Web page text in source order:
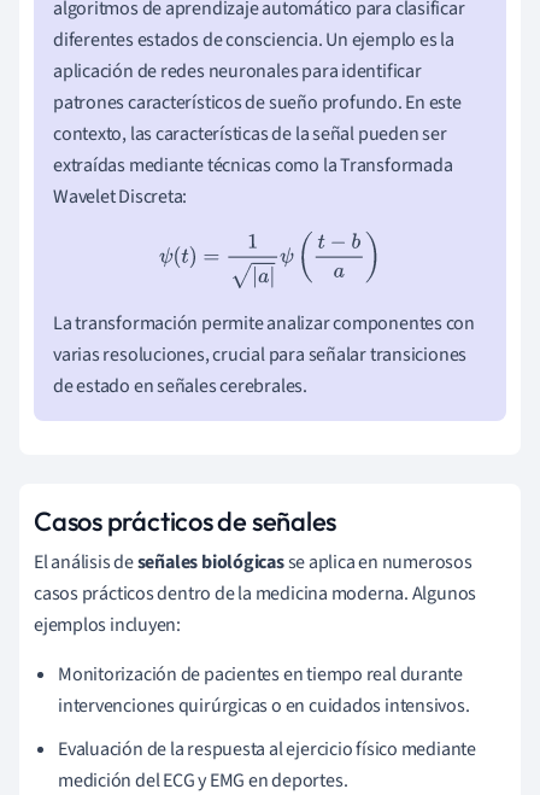
algoritmos de aprendizaje automático para clasificar
diferentes estados de consciencia. Un ejemplo es la
aplicación de redes neuronales para identificar
patrones característicos de sueño profundo. En este
contexto, las características de la señal pueden ser
extraídas mediante técnicas como la Transformada
Wavelet Discreta:
ψ
1| ψ(t − ba )
La transformación permite analizar componentes con
varias resoluciones, crucial para señalar transiciones
de estado en señales cerebrales.
Casos prácticos de señales
El análisis deseñales biológicasse aplica en numerosos
casos prácticos dentro de la medicina moderna. Algunos
ejemplos incluyen:
Monitorización de pacientes en tiempo real durante
intervenciones quirúrgicas o en cuidados intensivos.
Evaluación de la respuesta al ejercicio físico mediante
medición del ECG y EMG en deportes.